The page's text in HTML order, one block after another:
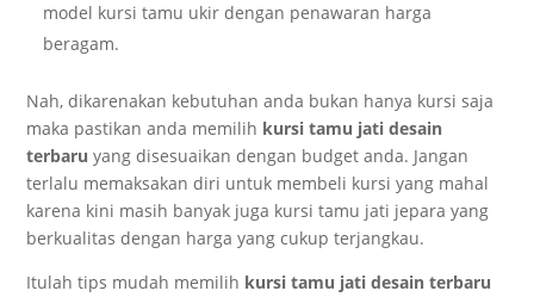
model kursi tamu ukir dengan penawaran harga
beragam.
Nah, dikarenakan kebutuhan anda bukan hanya kursi saja
maka pastikan anda memilih kursi tamu jati desain
terbaruyang disesuaikan dengan budget anda. Jangan
terlalu memaksakan diri untuk membeli kursi yang mahal
karena kini masih banyak juga kursi tamu jati jepara yang
berkualitas dengan harga yang cukup terjangkau.
Itulah tips mudah memilih kursi tamu jati desain terbaru